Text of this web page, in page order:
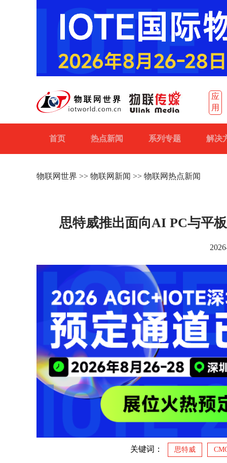
应
用
首页 热点新闻 系列专题 解决
物联网世界 >> 物联网新闻 >> 物联网热点新闻
思特威推出面向AI PC与平
关键词： 思特威